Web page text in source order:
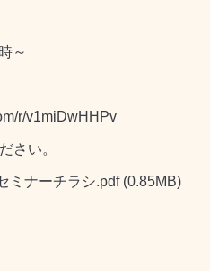
～
r/v1miDwHHPv
さい。
ミナーチラシ.pdf (0.85MB)